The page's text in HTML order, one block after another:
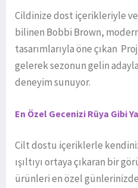
Cildinize dost içerikleriyle
bilinen Bobbi Brown,
tasarımlarıyla öne çıkan
gelerek sezonun gelin
deneyim sunuyor.
En Özel Gecenizi Rüya Gibi
Cilt dostu içeriklerle
ışıltıyı ortaya çıkaran bir
ürünleri en özel günlerinizde